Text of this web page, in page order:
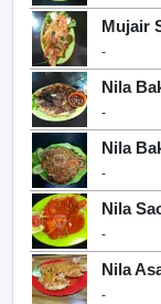
Mujair
-
Nila
-
Nila
-
Nila
-
Nila
-